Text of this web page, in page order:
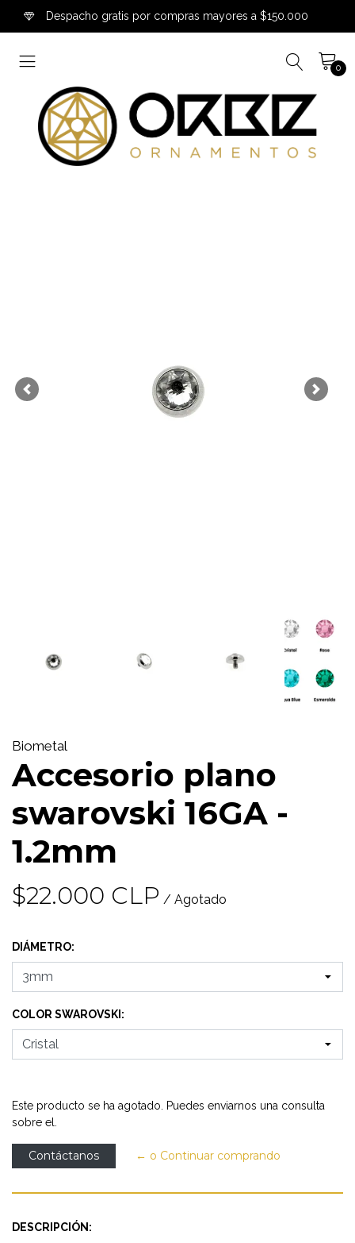
Despacho gratis por compras mayores a $150.000
0
Previous Next
Biometal
Accesorio plano
swarovski 16GA -
1.2mm
$22.000 CLP / Agotado
DIÁMETRO:
COLOR SWAROVSKI:
Este producto se ha agotado. Puedes enviarnos una consulta
sobre el.
Contáctanos ← o Continuar comprando
DESCRIPCIÓN: